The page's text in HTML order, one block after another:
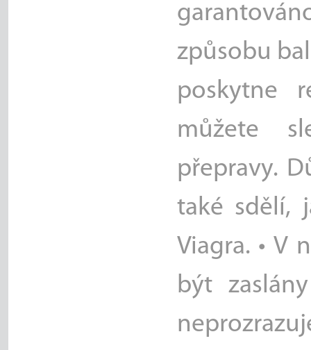
způsobu
poskytne
můžete
přepravy.
také sdělí,
Viagra. • V
být